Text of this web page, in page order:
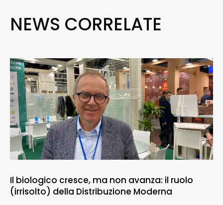
NEWS CORRELATE
Il biologico cresce, ma non avanza: il ruolo
(irrisolto) della Distribuzione Moderna